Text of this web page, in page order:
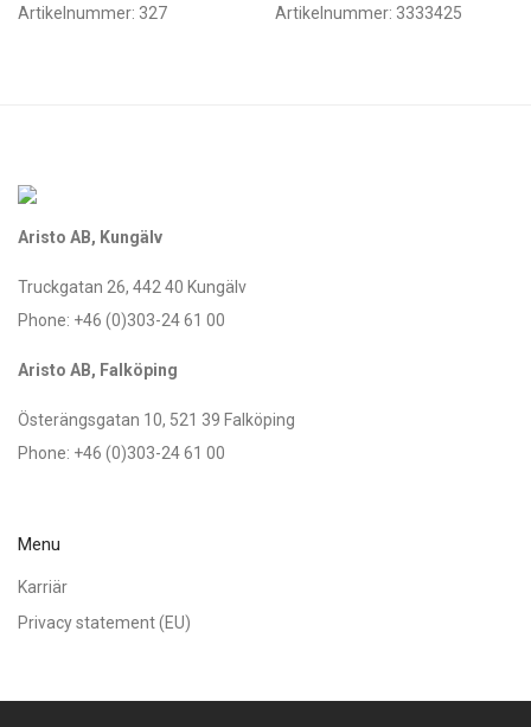
Artikelnummer: 327 Artikelnummer: 3333425
Aristo AB, Kungälv
Truckgatan 26, 442 40 Kungälv
Phone: +46 (0)303-24 61 00
Aristo AB, Falköping
Österängsgatan 10, 521 39 Falköping
Phone: +46 (0)303-24 61 00
Menu
Karriär
Privacy statement (EU)